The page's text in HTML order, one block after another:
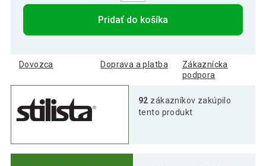
Pridať do košíka
Dovozca Doprava a platba
Zákaznícka
podpora
92 zákazníkov zakúpilo
tento produkt